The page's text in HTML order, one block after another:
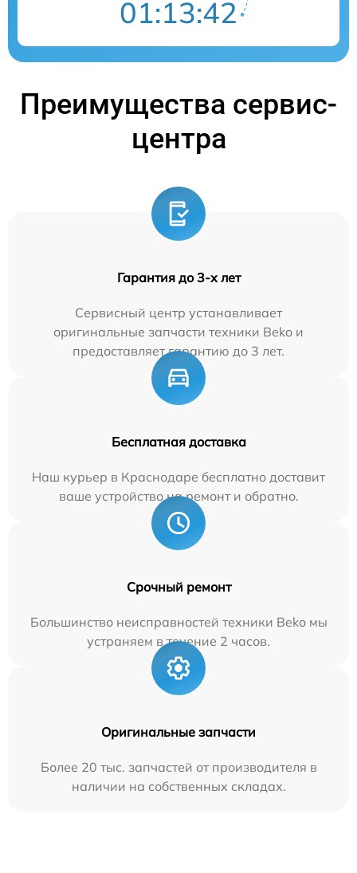
01:13:41
Преимущества сервис-
центра
Гарантия до 3-х лет
Сервисный центр устанавливает
оригинальные запчасти техники Beko и
предоставляет гарантию до 3 лет.
Бесплатная доставка
Наш курьер в Краснодаре бесплатно доставит
ваше устройство на ремонт и обратно.
Срочный ремонт
Большинство неисправностей техники Beko мы
устраняем в течение 2 часов.
Оригинальные запчасти
Более 20 тыс. запчастей от производителя в
наличии на собственных складах.